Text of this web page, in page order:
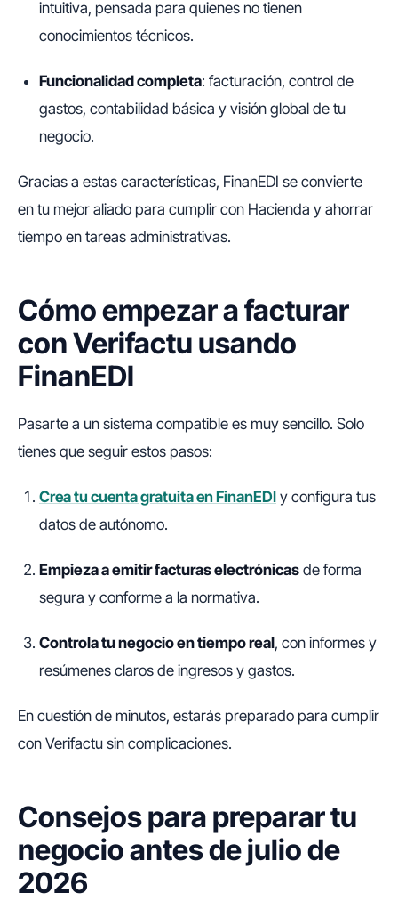
intuitiva, pensada para quienes no tienen
conocimientos técnicos.
Funcionalidad completa: facturación, control de
gastos, contabilidad básica y visión global de tu
negocio.
Gracias a estas características, FinanEDI se convierte
en tu mejor aliado para cumplir con Hacienda y ahorrar
tiempo en tareas administrativas.
Cómo empezar a facturar
con Verifactu usando
FinanEDI
Pasarte a un sistema compatible es muy sencillo. Solo
tienes que seguir estos pasos:
Crea tu cuenta gratuita en FinanEDI y configura tus
datos de autónomo.
Empieza a emitir facturas electrónicas de forma
segura y conforme a la normativa.
Controla tu negocio en tiempo real, con informes y
resúmenes claros de ingresos y gastos.
En cuestión de minutos, estarás preparado para cumplir
con Verifactu sin complicaciones.
Consejos para preparar tu
negocio antes de julio de
2026